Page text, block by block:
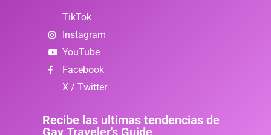
TikTok
Instagram
YouTube
Facebook
X / Twitter
Recibe las ultimas tendencias de
Gay Traveler's Guide